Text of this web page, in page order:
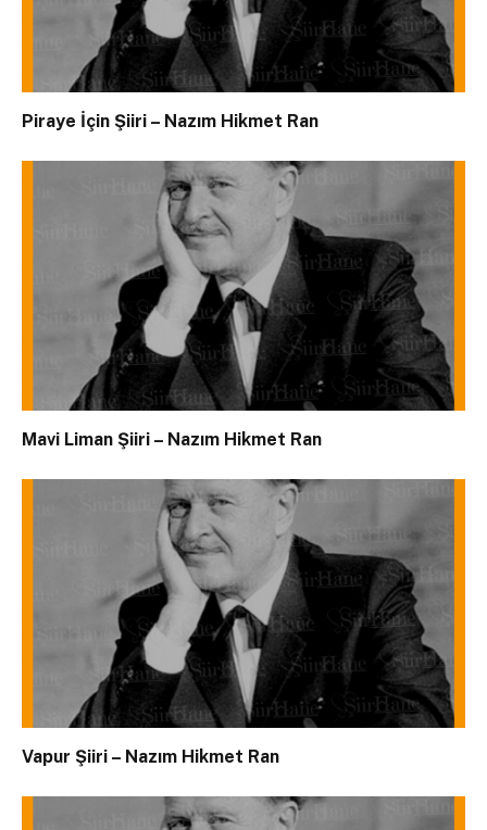
Piraye İçin Şiiri – Nazım Hikmet Ran
Mavi Liman Şiiri – Nazım Hikmet Ran
Vapur Şiiri – Nazım Hikmet Ran